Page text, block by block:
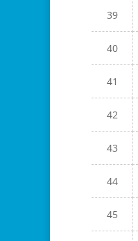
39
40
41
42
43
44
45